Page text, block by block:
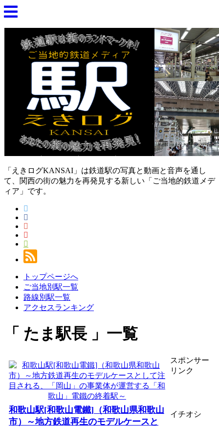
「えきログKANSAI」は鉄道駅の写真と動画と音声を通し
て、関西の街の魅力を再発見する新しい「ご当地的鉄道メデ
ィア」です。
トップページへ
ご当地別駅一覧
路線別駅一覧
アクセスランキング
たま駅長 一覧
和歌山駅[和歌山電鐵]（和歌山県和歌山
市）～地方鉄道再生のモデルケースと
スポンサー
リンク
イチオシ